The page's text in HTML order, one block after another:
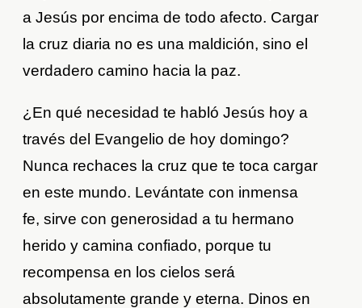
a Jesús por encima de todo afecto. Cargar
la cruz diaria no es una maldición, sino el
verdadero camino hacia la paz.
¿En qué necesidad te habló Jesús hoy a
través del Evangelio de hoy domingo?
Nunca rechaces la cruz que te toca cargar
en este mundo. Levántate con inmensa
fe, sirve con generosidad a tu hermano
herido y camina confiado, porque tu
recompensa en los cielos será
absolutamente grande y eterna. Dinos en